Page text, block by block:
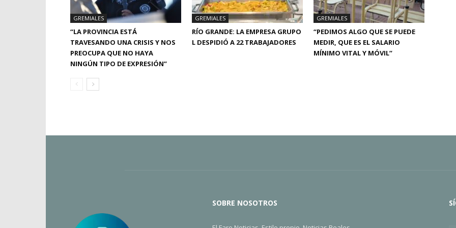
GREMIALES
“LA PROVINCIA ESTÁ
TRAVESANDO UNA CRISIS Y NOS
PREOCUPA QUE NO HAYA
NINGÚN TIPO DE EXPRESIÓN”
GREMIALES
RÍO GRANDE: LA EMPRESA GRUPO
L DESPIDIÓ A 22 TRABAJADORES
GREMIALES
“PEDIMOS ALGO QUE SE PUEDE
MEDIR, QUE ES EL SALARIO
MÍNIMO VITAL Y MÓVIL”
SOBRE NOSOTROS